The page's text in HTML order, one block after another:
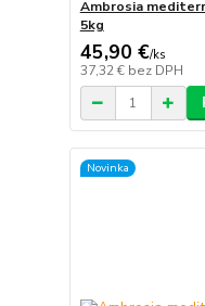
Ambrosia
5kg
45,90 €/ks
37,32 € bez DPH
Novinka